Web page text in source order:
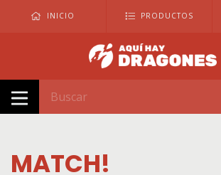
INICIO PRODUCTOS
MATCH!